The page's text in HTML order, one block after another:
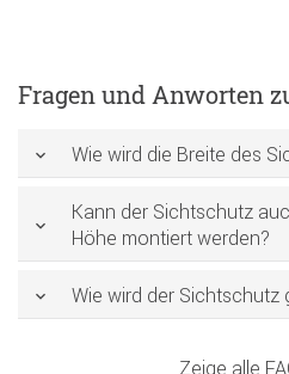
Fragen und Anworten
Wie wird die Breite des
Kann der Sichtschutz
Höhe montiert werden?
Wie wird der Sichtschutz
Zeige alle